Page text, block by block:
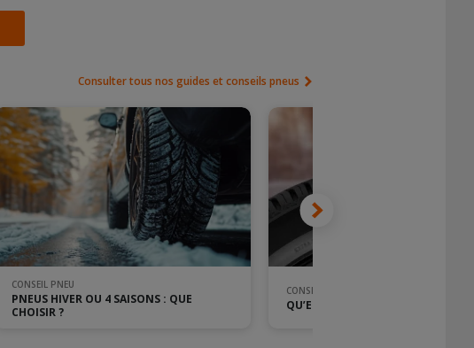
Consulter tous nos guides et conseils pneus
CONSEIL PNEU
PNEUS HIVER OU 4 SAISONS : QUE
CHOISIR ?
CONSEILS PNEU
QU’EST-CE QU’UN PNEU 3PMSF